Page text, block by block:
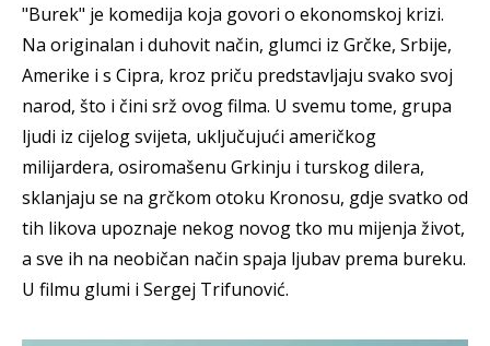
"Burek" je komedija koja govori o ekonomskoj krizi.
Na originalan i duhovit način, glumci iz Grčke, Srbije,
Amerike i s Cipra, kroz priču predstavljaju svako svoj
narod, što i čini srž ovog filma. U svemu tome, grupa
ljudi iz cijelog svijeta, uključujući američkog
milijardera, osiromašenu Grkinju i turskog dilera,
sklanjaju se na grčkom otoku Kronosu, gdje svatko od
tih likova upoznaje nekog novog tko mu mijenja život,
a sve ih na neobičan način spaja ljubav prema bureku.
U filmu glumi i Sergej Trifunović.